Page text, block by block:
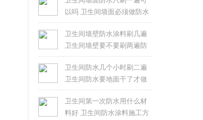
以吗 卫生间墙面必须做防水
吗？
卫生间墙壁防水涂料刷几遍
卫生间墙壁要不要刷两遍防
水
卫生间防水几个小时刷二遍
卫生间防水要地面干了才做
吗
卫生间第一次防水用什么材
料好 卫生间防水涂料施工方